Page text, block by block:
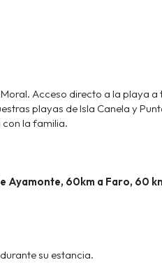
Acceso directo a la playa a
playas de Isla Canela y
la familia.
Ayamonte, 60km a Faro, 60
su estancia.